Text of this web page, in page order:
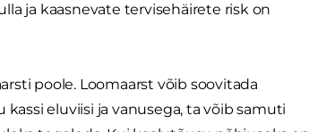
ja kaasnevate tervisehäirete risk on
poole. Loomaarst võib soovitada
eluviisi ja vanusega, ta võib samuti